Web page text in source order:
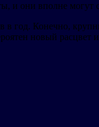
и они вполне
год. Конечно,
новый расцвет